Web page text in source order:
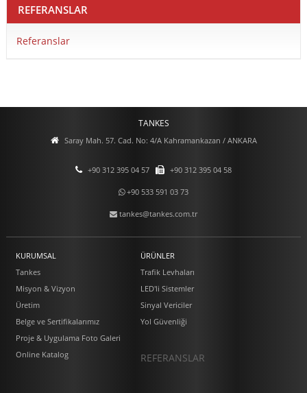
REFERANSLAR
Referanslar
TANKES
Saray Mah. 57. Cad. No: 4/A Kahramankazan / ANKARA
+90 312 395 04 57 +90 312 395 04 58
+90 533 591 03 73
tankes@tankes.com.tr
KURUMSAL
Tankes
Misyon & Vizyon
Üretim
Belge ve Sertifikalarımız
Proje & Uygulama Foto Galeri
Online Katalog
ÜRÜNLER
Trafik Levhaları
LED'li Sistemler
Sinyal Vericiler
Yol Güvenliği
REFERANSLAR